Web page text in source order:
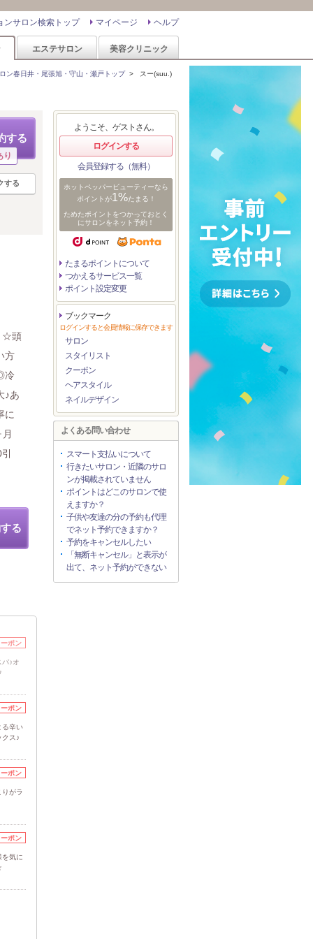
ヘルプ
マイページ
ンサロン検索トップ
エステサロン 美容クリニック
ン春日井・尾張旭・守山・瀬戸トップ> スー(suu.)
する
り
する
☆頭
方
冷
♪あ
に
る
ポン
♪オ
ポン
る辛い
ス♪
ポン
がラ
ポン
を気に
ようこそ、ゲストさん。
ログインする
会員登録する（無料）
ホットペッパービューティーなら
ポイントが1%たまる！
ためたポイントをつかっておとく
にサロンをネット予約！
たまるポイントについて
つかえるサービス一覧
ポイント設定変更
ブックマーク
ログインすると会員情報に保存できます
サロン
スタイリスト
クーポン
ヘアスタイル
ネイルデザイン
よくある問い合わせ
スマート支払いについて
行きたいサロン・近隣のサロ
ンが掲載されていません
ポイントはどこのサロンで使
えますか？
子供や友達の分の予約も代理
でネット予約できますか？
予約をキャンセルしたい
「無断キャンセル」と表示が
出て、ネット予約ができない